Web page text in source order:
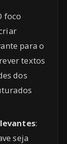
foco
para o
textos
dos
:
seja